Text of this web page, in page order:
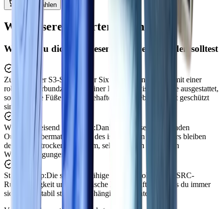
Größe wählen
Was unsere Experten sagen
Warum du dich für diesen Schuh entscheiden solltest
Zuverlässiger S3-Schutz:
Der Sixton Montana 23L ist mit einer
robusten Verbundzehe und einer Kevlar-Zwischensohle ausgestattet,
sodass deine Füße in risikobehafteten Umgebungen gut geschützt
sind.
Wasserabweisend und warm:Dank des wasserabweisenden
Outdry®-Obermaterials und des isolierenden Wollfutters bleiben
deine Füße trocken und warm, selbst bei den widrigsten
Wetterbedingungen.
Stabiler Grip:Die strapazierfähige PU-Laufsohle bietet SRC-
Rutschfestigkeit und antistatische Eigenschaften, sodass du immer
sicher und stabil stehst, unabhängig vom Untergrund.